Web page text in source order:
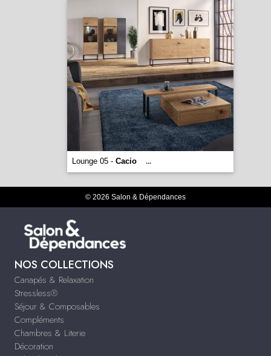
Lounge 05 - Cacio ...
© 2026 Salon & Dépendances
NOS COLLECTIONS
Canapés & Relaxation
Stressless®
Séjour & Composables
Compléments
Chambres & Literie
Décoration